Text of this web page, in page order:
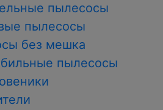
пылесосы
пылесосы
без мешка
пылесосы